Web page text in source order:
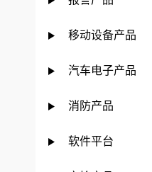
移动设备产品
汽车电子产品
消防产品
软件平台